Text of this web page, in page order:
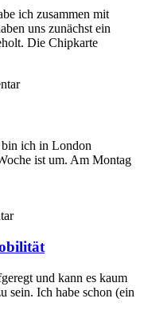
ich zusammen mit
uns zunächst ein
Die Chipkarte
bin ich in London
ist um. Am Montag
und kann es kaum
sein. Ich habe schon (ein